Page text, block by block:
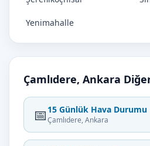
Yenimahalle
Çamlıdere, Ankara
📅 15 Günlük Hava Durumu
Çamlıdere, Ankara